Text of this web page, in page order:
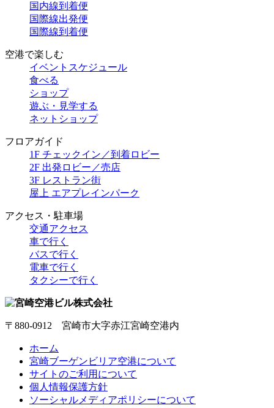
国内線到着便
国際線出発便
国際線到着便
空港で楽しむ
イベントスケジュール
食べる
ショップ
遊ぶ・見学する
ネットショップ
フロアガイド
1F チェックイン／到着ロビー
2F 出発ロビー／売店
3F レストラン街
屋上 エアプレインパーク
アクセス・駐車場
交通アクセス
車で行く
バスで行く
電車で行く
タクシーで行く
〒880-0912 宮崎市大字赤江宮崎空港内
ホーム
宮崎ブーゲンビリア空港について
サイトのご利用について
個人情報保護方針
ソーシャルメディアポリシーについて